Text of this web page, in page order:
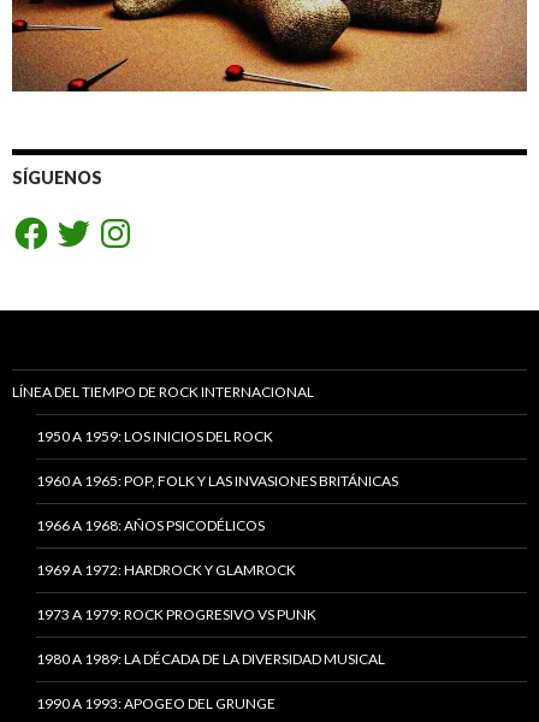
SÍGUENOS
FacebookTwitterInstagram
LÍNEA DEL TIEMPO DE ROCK INTERNACIONAL
1950 A 1959: LOS INICIOS DEL ROCK
1960 A 1965: POP, FOLK Y LAS INVASIONES BRITÁNICAS
1966 A 1968: AÑOS PSICODÉLICOS
1969 A 1972: HARDROCK Y GLAMROCK
1973 A 1979: ROCK PROGRESIVO VS PUNK
1980 A 1989: LA DÉCADA DE LA DIVERSIDAD MUSICAL
1990 A 1993: APOGEO DEL GRUNGE